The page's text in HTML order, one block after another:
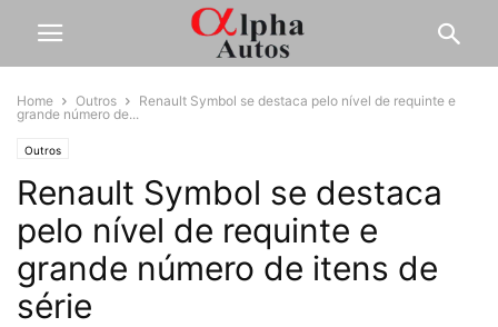
Home Outros
Renault Symbol se destaca pelo nível de requinte e
grande número de...
Outros
Renault Symbol se destaca
pelo nível de requinte e
grande número de itens de
série